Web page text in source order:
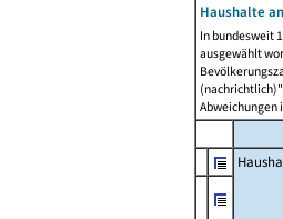
Haushalte
In bundesweit
ausgewählt
Abweichungen